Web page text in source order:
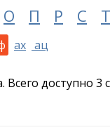
О П Р С Т
ах ац
Всего доступно